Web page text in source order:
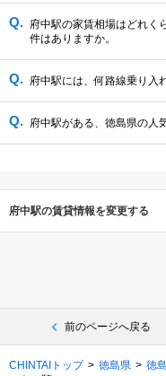
府中駅の家賃相場はどれく
件はありますか。
府中駅には、何路線乗り入
府中駅がある、徳島県の人
府中駅の賃貸情報を変更する
前のページへ戻る
CHINTAIトップ 徳島県 徳